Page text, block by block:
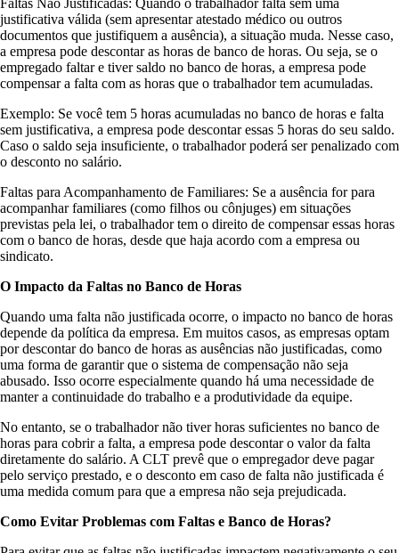
Faltas Não Justificadas: Quando o trabalhador falta sem uma
justificativa válida (sem apresentar atestado médico ou outros
documentos que justifiquem a ausência), a situação muda. Nesse caso,
a empresa pode descontar as horas de banco de horas. Ou seja, se o
empregado faltar e tiver saldo no banco de horas, a empresa pode
compensar a falta com as horas que o trabalhador tem acumuladas.
Exemplo: Se você tem 5 horas acumuladas no banco de horas e falta
sem justificativa, a empresa pode descontar essas 5 horas do seu saldo.
Caso o saldo seja insuficiente, o trabalhador poderá ser penalizado com
o desconto no salário.
Faltas para Acompanhamento de Familiares: Se a ausência for para
acompanhar familiares (como filhos ou cônjuges) em situações
previstas pela lei, o trabalhador tem o direito de compensar essas horas
com o banco de horas, desde que haja acordo com a empresa ou
sindicato.
O Impacto da Faltas no Banco de Horas
Quando uma falta não justificada ocorre, o impacto no banco de horas
depende da política da empresa. Em muitos casos, as empresas optam
por descontar do banco de horas as ausências não justificadas, como
uma forma de garantir que o sistema de compensação não seja
abusado. Isso ocorre especialmente quando há uma necessidade de
manter a continuidade do trabalho e a produtividade da equipe.
No entanto, se o trabalhador não tiver horas suficientes no banco de
horas para cobrir a falta, a empresa pode descontar o valor da falta
diretamente do salário. A CLT prevê que o empregador deve pagar
pelo serviço prestado, e o desconto em caso de falta não justificada é
uma medida comum para que a empresa não seja prejudicada.
Como Evitar Problemas com Faltas e Banco de Horas?